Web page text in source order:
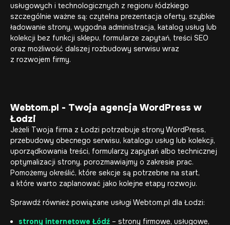
usługowych i technologicznych z regionu łódzkiego
szczególnie ważne są: czytelna prezentacja oferty, szybkie
ładowanie strony, wygodna administracja, katalog usług lub
kolekcji bez funkcji sklepu, formularze zapytań, treści SEO
oraz możliwość dalszej rozbudowy serwisu wraz
z rozwojem firmy.
Webtom.pl - Twoja agencja WordPress w
Łodzi
Jeżeli Twoja firma z Łodzi potrzebuje strony WordPress,
przebudowy obecnego serwisu, katalogu usług lub kolekcji,
uporządkowania treści, formularzy zapytań albo technicznej
optymalizacji strony, porozmawiajmy o zakresie prac.
Pomożemy określić, które sekcje są potrzebne na start,
a które warto zaplanować jako kolejne etapy rozwoju.
Sprawdź również powiązane usługi Webtom.pl dla Łodzi:
strony internetowe Łódź – strony firmowe, usługowe,